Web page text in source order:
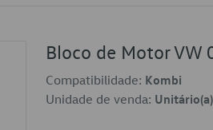
Bloco de Motor VW
Compatibilidade: Kombi
Unidade de venda: Unitário(a)